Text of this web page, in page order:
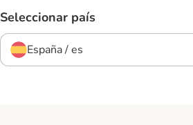
Seleccionar país
España / es